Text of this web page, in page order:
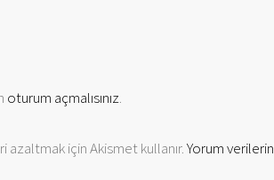
oturum açmalısınız.
için Akismet kullanır.Yorum